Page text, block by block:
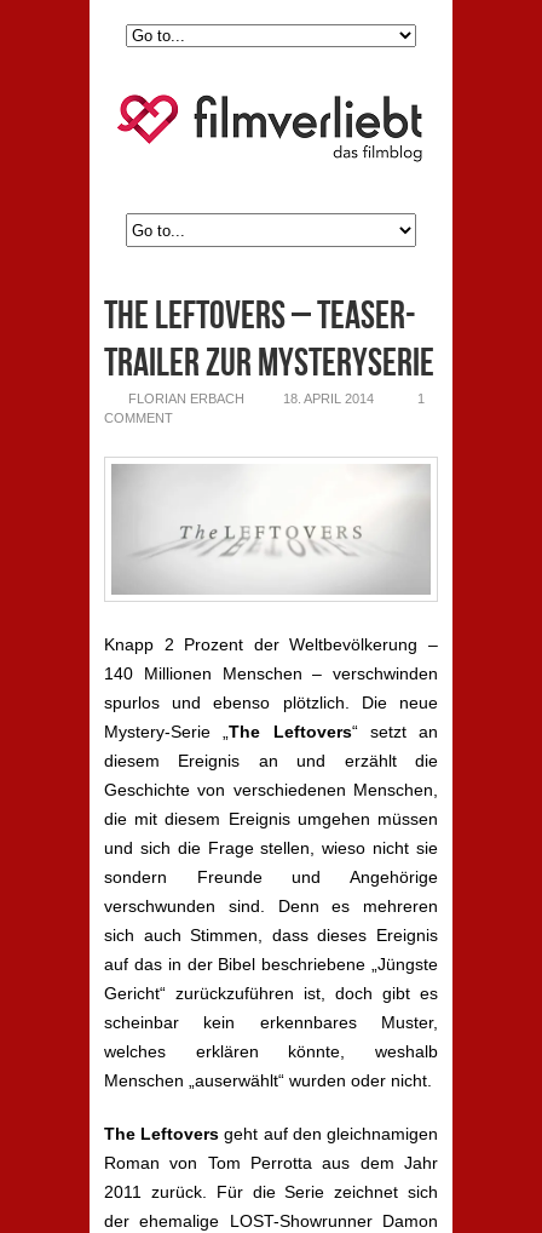
The Leftovers – Teaser-
Trailer zur Mysteryserie
FLORIAN ERBACH 18. APRIL 2014
1
COMMENT
Knapp 2 Prozent der Weltbevölkerung –
140 Millionen Menschen – verschwinden
spurlos und ebenso plötzlich. Die neue
Mystery-Serie „The Leftovers“ setzt an
diesem Ereignis an und erzählt die
Geschichte von verschiedenen Menschen,
die mit diesem Ereignis umgehen müssen
und sich die Frage stellen, wieso nicht sie
sondern Freunde und Angehörige
verschwunden sind. Denn es mehreren
sich auch Stimmen, dass dieses Ereignis
auf das in der Bibel beschriebene „Jüngste
Gericht“ zurückzuführen ist, doch gibt es
scheinbar kein erkennbares Muster,
welches erklären könnte, weshalb
Menschen „auserwählt“ wurden oder nicht.
The Leftovers geht auf den gleichnamigen
Roman von Tom Perrotta aus dem Jahr
2011 zurück. Für die Serie zeichnet sich
der ehemalige LOST-Showrunner Damon